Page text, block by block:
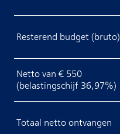
Resterend budget (bruto)
Netto van € 550
(belastingschijf 36,97%)
Totaal netto ontvangen